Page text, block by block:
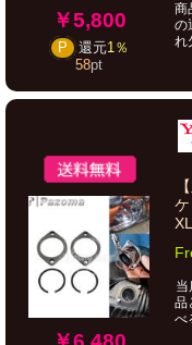
￥5,800
P 還元1％
58pt
商
の
れ
品
べ